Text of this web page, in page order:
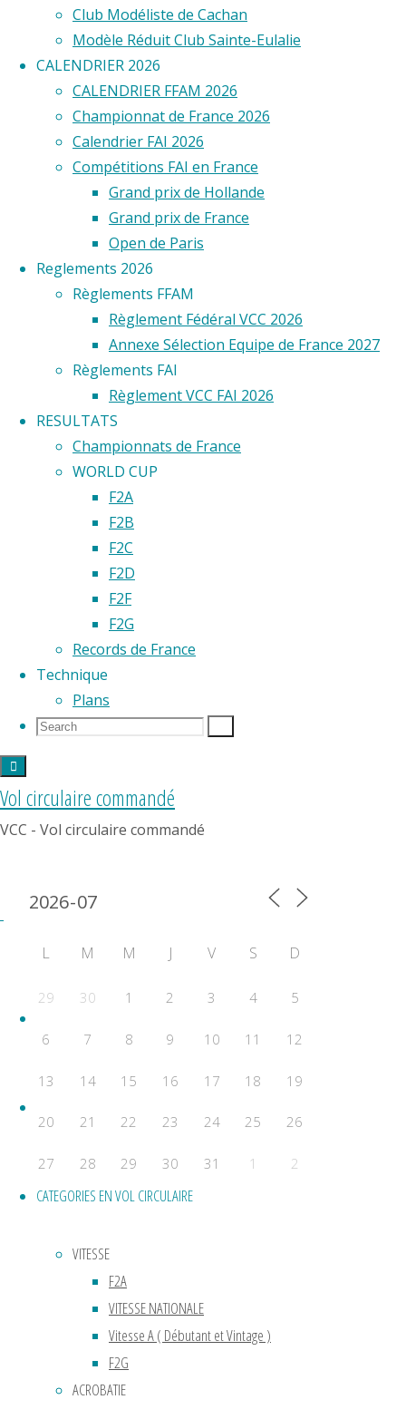
Club Modéliste de Cachan
Modèle Réduit Club Sainte-Eulalie
CALENDRIER 2026
CALENDRIER FFAM 2026
Championnat de France 2026
Calendrier FAI 2026
Compétitions FAI en France
Grand prix de Hollande
Grand prix de France
Open de Paris
Reglements 2026
Règlements FFAM
Règlement Fédéral VCC 2026
Annexe Sélection Equipe de France 2027
Règlements FAI
Règlement VCC FAI 2026
RESULTATS
Championnats de France
WORLD CUP
F2A
F2B
F2C
F2D
F2F
F2G
Records de France
Technique
Plans
Search
Search
Vol circulaire commandé
VCC - Vol circulaire commandé
CATEGORIES EN VOL CIRCULAIRE
VITESSE
F2A
VITESSE NATIONALE
Vitesse A ( Débutant et Vintage )
F2G
ACROBATIE
L M M J V S D
29 30 1 2 3 4 5
6 7 8 9 10 11 12
13 14 15 16 17 18 19
20 21 22 23 24 25 26
27 28 29 30 31 1 2
Évènements a venir
Aucun évènement